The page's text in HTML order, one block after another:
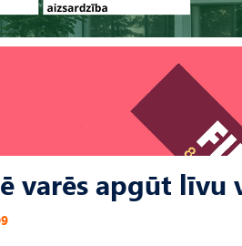
varēs apgūt līvu